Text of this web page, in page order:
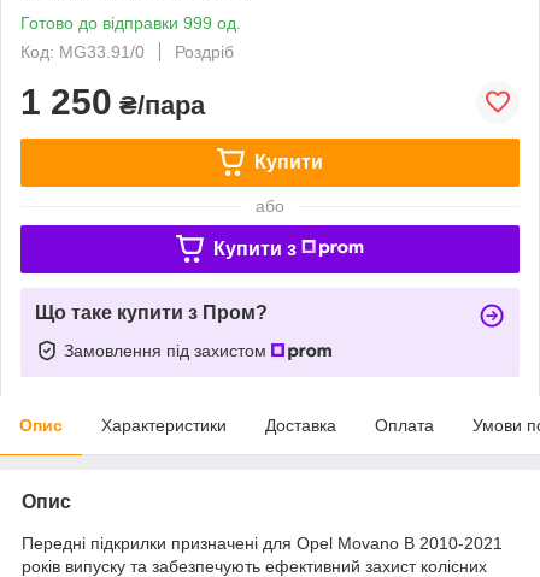
Готово до відправки 999 од.
Код: MG33.91/0
Роздріб
1 250 ₴/пара
Купити
або
Купити з
Що таке купити з Пром?
Замовлення під захистом
Опис Характеристики Доставка Оплата Умови
Опис
Передні підкрилки призначені для Opel Movano B 2010-2021
років випуску та забезпечують ефективний захист колісних